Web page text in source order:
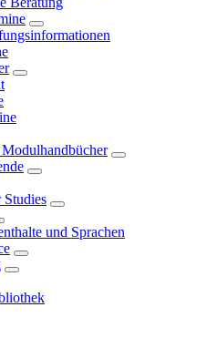
Studies
und Sprachen